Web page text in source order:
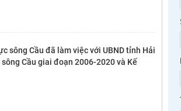
sông Cầu đã làm việc với UBND tỉnh Hải
Cầu giai đoạn 2006-2020 và Kế